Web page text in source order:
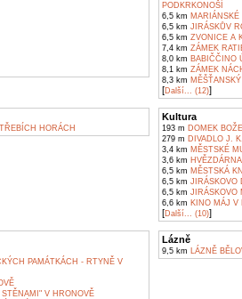
PODKRKONOŠÍ
6,5 km
6,5 km JIRÁSKŮV
6,5 km ZVONICE A
7,4 km ZÁMEK
8,0 km BABIČČINO
8,1 km ZÁMEK
8,3 km
[Další... (12)]
HORÁCH
Kultura
193 m DOMEK
279 m DIVADLO J.
3,4 km MĚSTSKÉ
3,6 km
6,5 km MĚSTSKÁ
6,5 km JIRÁSKOVO
6,5 km JIRÁSKOVO
6,6 km KINO MÁJ V
[Další... (10)]
PAMÁTKÁCH - RTYNĚ V
V HRONOVĚ
Lázně
9,5 km LÁZNĚ